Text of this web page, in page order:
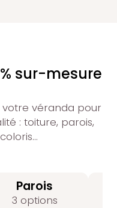
% sur-mesure
véranda pour
: toiture, parois,
Parois
3 options